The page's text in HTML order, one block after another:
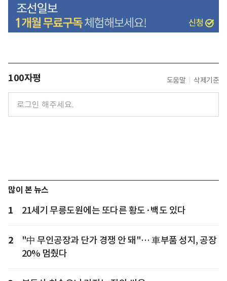
100자평 도움말 삭제기준
많이 본 뉴스
1 21세기 무릉도원에는 또다른 황도·백도 있다
2
"中 무인공장과 단가 경쟁 안 돼"… 車부품 성지, 공장
20% 멈췄다